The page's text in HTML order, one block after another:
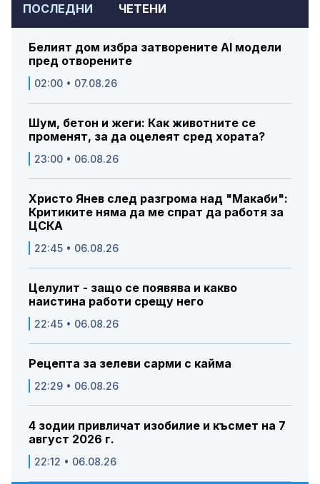
ПОСЛЕДНИ ЧЕТЕНИ
Белият дом избра затворените AI модели
пред отворените
02:00 • 07.08.26
Шум, бетон и жеги: Как животните се
променят, за да оцелеят сред хората?
23:00 • 06.08.26
Христо Янев след разгрома над "Макаби":
Критиките няма да ме спрат да работя за
ЦСКА
22:45 • 06.08.26
Целулит - защо се появява и какво
наистина работи срещу него
22:45 • 06.08.26
Рецепта за зелеви сарми с кайма
22:29 • 06.08.26
4 зодии привличат изобилие и късмет на 7
август 2026 г.
22:12 • 06.08.26